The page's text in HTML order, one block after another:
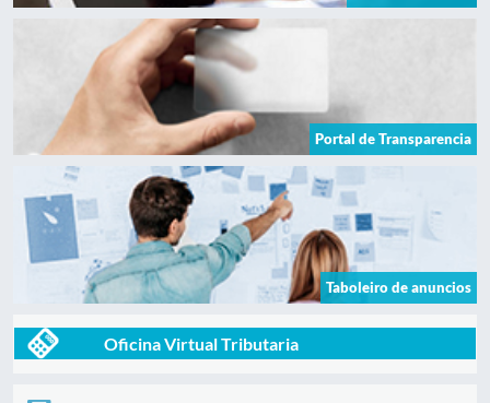
Portal de Transparencia
Taboleiro de anuncios
Oficina Virtual Tributaria